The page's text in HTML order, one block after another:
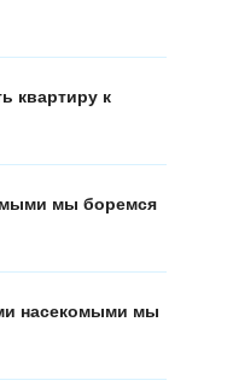
квартиру к
мы боремся
насекомыми мы